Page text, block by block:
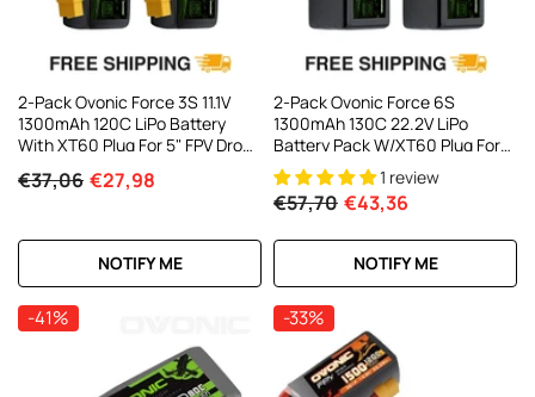
2-Pack Ovonic Force 3S 11.1V
1300mAh 120C LiPo Battery
With XT60 Plug For 5" FPV Drone
€37,06 €27,98
NOTIFY ME
2-Pack Ovonic Force 6S
1300mAh 130C 22.2V LiPo
Battery Pack W/XT60 Plug For
FPV Racing, High-Speed Drone
& EDF Jet
1 review
€57,70 €43,36
NOTIFY ME
-41% -33%